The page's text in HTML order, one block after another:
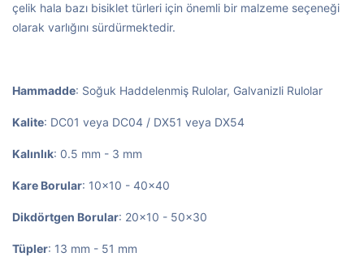
çelik hala bazı bisiklet türleri için önemli bir malzeme seçeneği
olarak varlığını sürdürmektedir.
Hammadde: Soğuk Haddelenmiş Rulolar, Galvanizli Rulolar
Kalite: DC01 veya DC04 / DX51 veya DX54
Kalınlık: 0.5 mm - 3 mm
Kare Borular: 10x10 - 40x40
Dikdörtgen Borular: 20x10 - 50x30
Tüpler: 13 mm - 51 mm